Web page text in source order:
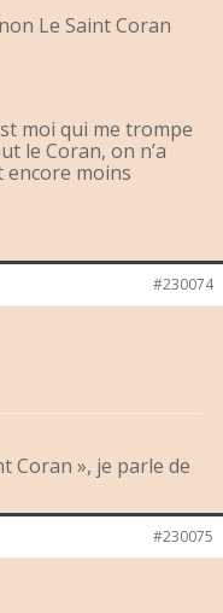
Le Saint Coran
moi qui me trompe
le Coran, on n’a
encore moins
#230074
Coran », je parle de
#230075